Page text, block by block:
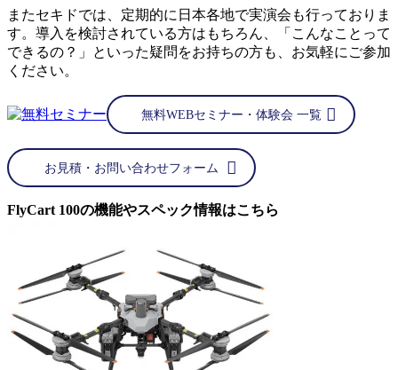
またセキドでは、定期的に日本各地で実演会も行っておりま
す。導入を検討されている方はもちろん、「こんなことって
できるの？」といった疑問をお持ちの方も、お気軽にご参加
ください。
無料WEBセミナー・体験会 一覧
お見積・お問い合わせフォーム
FlyCart 100の機能やスペック情報はこちら